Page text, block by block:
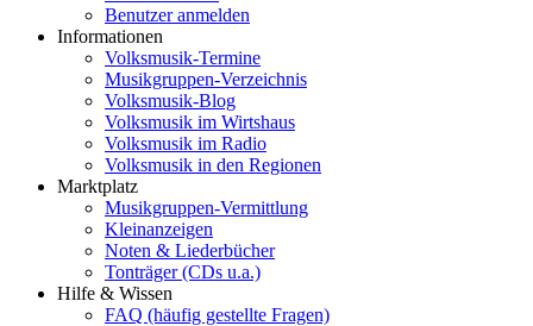
Benutzer anmelden
Informationen
Volksmusik-Termine
Musikgruppen-Verzeichnis
Volksmusik-Blog
Volksmusik im Wirtshaus
Volksmusik im Radio
Volksmusik in den Regionen
Marktplatz
Musikgruppen-Vermittlung
Kleinanzeigen
Noten & Liederbücher
Tonträger (CDs u.a.)
Hilfe & Wissen
FAQ (häufig gestellte Fragen)